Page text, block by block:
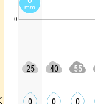
0
25 40 55
0 0 0
mm